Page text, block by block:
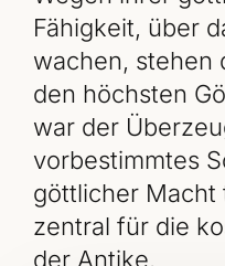
Fähigkeit, über
wachen, stehen
den höchsten
war der
vorbestimmtes
göttlicher Macht
zentral für die
der Antike.